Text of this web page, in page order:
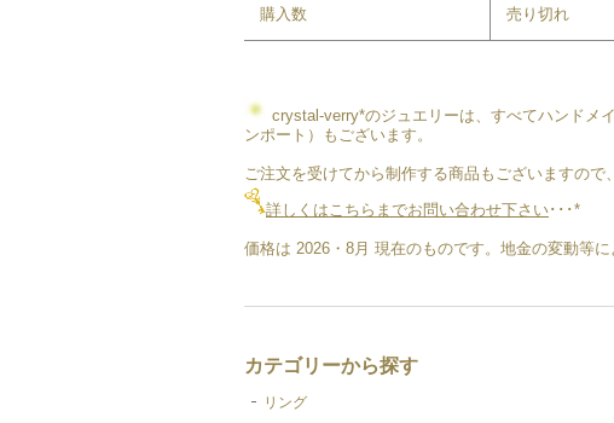
購入数 売り切れ
crystal-verry*のジュエリーは、すべてハンドメ
ンポート）もございます。
ご注文を受けてから制作する商品もございますので
詳しくはこちらまでお問い合わせ下さい･･･*
価格は 2026・8月 現在のものです。地金の変動等に
カテゴリーから探す
リング